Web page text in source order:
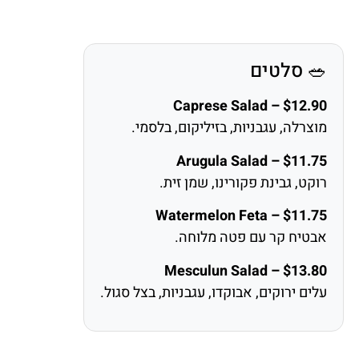
🥗 סלטים
Caprese Salad – $12.90
מוצרלה, עגבניות, בזיליקום, בלסמי.
Arugula Salad – $11.75
רוקט, גבינת פקורינו, שמן זית.
Watermelon Feta – $11.75
אבטיח קר עם פטה מלוחה.
Mesculun Salad – $13.80
עלים ירוקים, אבוקדו, עגבניות, בצל סגול.